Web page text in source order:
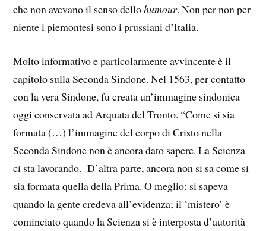
che non avevano il senso dellohumour. Non per non per
niente i piemontesi sono i prussiani d’Italia.
Molto informativo e particolarmente avvincente è il
capitolo sulla Seconda Sindone. Nel 1563, per contatto
con la vera Sindone, fu creata un’immagine sindonica
oggi conservata ad Arquata del Tronto. “Come si sia
formata (…) l’immagine del corpo di Cristo nella
Seconda Sindone non è ancora dato sapere. La Scienza
ci sta lavorando. D’altra parte, ancora non si sa come si
sia formata quella della Prima. O meglio: si sapeva
quando la gente credeva all’evidenza; il ‘mistero’ è
cominciato quando la Scienza si è interposta d’autorità